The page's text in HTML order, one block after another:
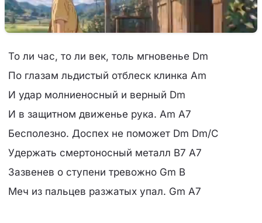
То ли час, то ли век, толь мгновенье Dm
По глазам льдистый отблеск клинка Am
И удар молниеносный и верный Dm
И в защитном движенье рука. Am A7
Бесполезно. Доспех не поможет Dm Dm/C
Удержать смертоносный металл B7 A7
Зазвенев о ступени тревожно Gm B
Меч из пальцев разжатых упал. Gm A7